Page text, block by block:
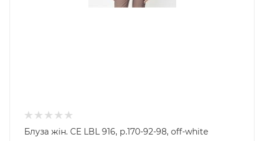
Блуза жін. CE LBL 916, р.170-92-98, off-white